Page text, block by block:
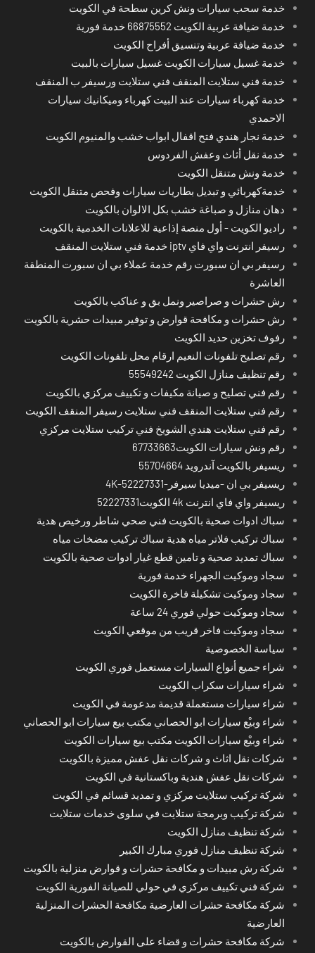
خدمة سحب سيارات ونش كرين سطحة في الكويت
خدمة ضيافة عربية الكويت 66875552 خدمة فورية
خدمة ضيافة عربية وتنسيق أفراح الكويت
خدمة غسيل سيارات الكويت غسيل سيارات بالبيت
خدمة فني ستلايت المنقف فني ستلايت ورسيفر ب المنقف
خدمة كهرباء سيارات عند البيت كهرباء وميكانيك سيارات
الاحمدي
خدمة نجار هندي فتح اقفال ابواب خشب والمنيوم الكويت
خدمة نقل أثاث وعفش الفردوس
خدمة ونش متنقل الكويت
خدمةكهربائي و تبديل بطاريات سيارات وفحص متنقل الكويت
دهان منازل و صباغة خشب بكل الالوان بالكويت
راديو الكويت - أول منصة إذاعية للاعلانات الخدمية بالكويت
رسيفر انترنت واي فاي iptv خدمة فني ستلايت المنقف
رسيفر بي ان سبورت رقم خدمة عملاء بي ان سبورت المنطقة
العاشرة
رش حشرات و صراصير ونمل بق و عناكب بالكويت
رش حشرات و مكافحة قوارض و توفير مبيدات حشرية بالكويت
رفوف تخزين حديد الكويت
رقم تصليح تلفونات النعيم ارقام محل تلفونات الكويت
رقم تنظيف منازل الكويت 55549242
رقم فني تصليح و صيانة مكيفات و تكييف مركزي بالكويت
رقم فني ستلايت المنقف فني ستلايت رسيفر المنقف الكويت
رقم فني ستلايت هندي الشويخ فني تركيب ستلايت مركزي
رقم ونش سيارات الكويت67733663
ريسيفر بالكويت آندرويد 55704664
ريسيفر بي ان -ميديا سيرفر-4K-52227331
ريسيفر واي فاي انترنت 4k الكويت52227331
سباك ادوات صحية بالكويت فني صحي شاطر ورخيص هدية
سباك تركيب فلاتر مياه هدية سباك تركيب مضخات مياه
سباك تمديد صحية و تامين قطع غيار ادوات صحية بالكويت
سجاد وموكيت الجهراء خدمة فورية
سجاد وموكيت تشكيلة فاخرة الكويت
سجاد وموكيت حولي فوري 24 ساعة
سجاد وموكيت فاخر قريب من موقعي الكويت
سياسة الخصوصية
شراء جميع أنواع السيارات مستعمل فوري الكويت
شراء سيارات سكراب الكويت
شراء سيارات مستعملة قديمة مدعومة في الكويت
شراء وبيْع سيارات ابو الحصاني مكتب بيع سيارات ابو الحصاني
شراء وبيْع سيارات الكويت مكتب بيع سيارات الكويت
شركات نقل اثاث و شركات نقل عفش مميزة بالكويت
شركات نقل عفش هندية وباكستانية في الكويت
شركة تركيب ستلايت مركزي و تمديد قسائم في الكويت
شركة تركيب وبرمجة ستلايت في سلوى خدمات ستلايت
شركة تنظيف منازل الكويت
شركة تنظيف منازل فوري مبارك الكبير
شركة رش مبيدات و مكافحة حشرات و قوارض منزلية بالكويت
شركة فني تكييف مركزي في حولي للصيانة الفورية الكويت
شركة مكافحة حشرات العارضية مكافحة الحشرات المنزلية
العارضية
شركة مكافحة حشرات و قضاء على القوارض بالكويت